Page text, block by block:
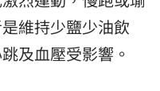
維持少鹽少油飲
及血壓受影響。